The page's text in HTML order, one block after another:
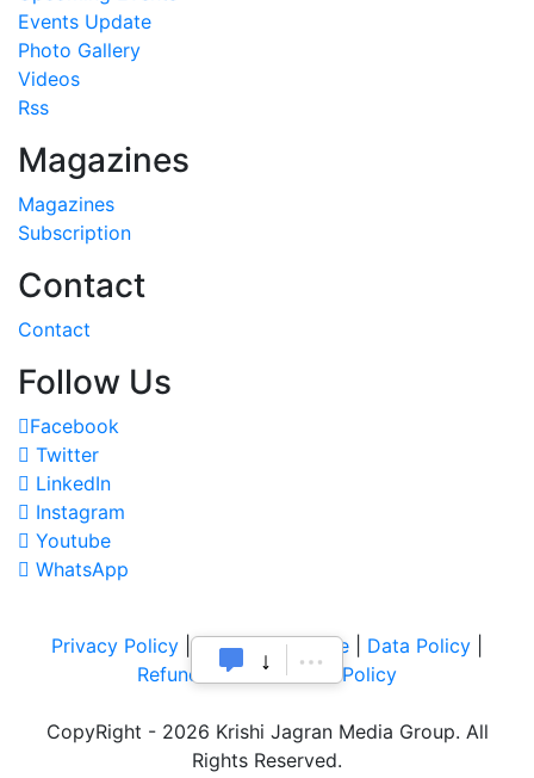
Events Update
Photo Gallery
Videos
Rss
Magazines
Magazines
Subscription
Contact
Contact
Follow Us
Facebook
Twitter
LinkedIn
Instagram
Youtube
WhatsApp
Privacy Policy |Terms of Service Data Policy
Refund & Cancellation Policy
CopyRight - 2026 Krishi Jagran Media Group. All
Rights Reserved.